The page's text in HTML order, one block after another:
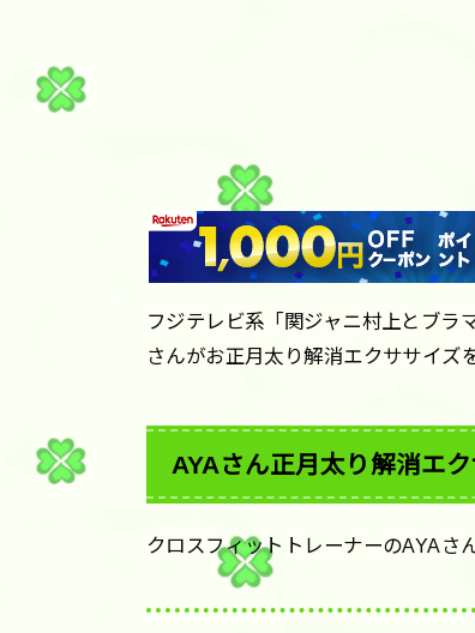
フジテレビ系「関ジャニ村上とブラ
さんがお正月太り解消エクササイズ
AYAさん正月太り解消エク
クロスフィットトレーナーのAYAさ